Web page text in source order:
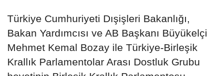
Türkiye Cumhuriyeti Dışişleri Bakanlığı,
Bakan Yardımcısı ve AB Başkanı Büyükelçi
Mehmet Kemal Bozay ile Türkiye-Birleşik
Krallık Parlamentolar Arası Dostluk Grubu